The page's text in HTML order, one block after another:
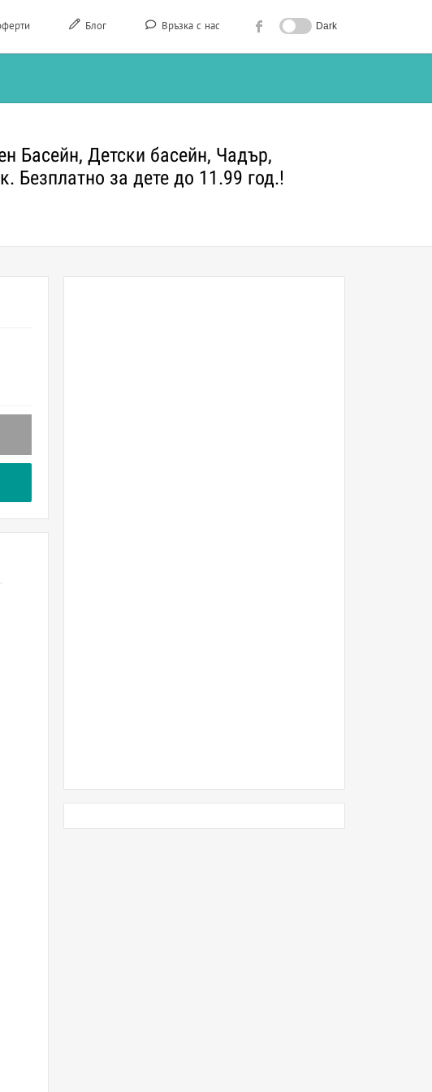
Блог Връзка с нас Dark
Басейн, Детски басейн, Чадър,
Безплатно за дете до 11.99 год.!